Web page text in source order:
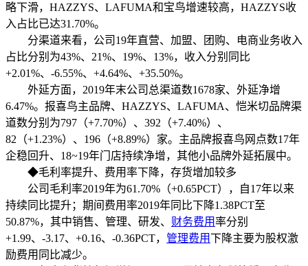
略下滑，HAZZYS、LAFUMA和宝鸟增速较高，HAZZYS收
入占比已达31.70%。
分渠道来看，公司19年直营、加盟、团购、电商业务收入
占比分别为43%、21%、19%、13%，收入分别同比
+2.01%、-6.55%、+4.64%、+35.50%。
外延方面，2019年末公司总渠道数1678家、外延净增
6.47%。报喜鸟主品牌、HAZZYS、LAFUMA、恺米切品牌渠
道数分别为797（+7.70%）、392（+7.40%）、
82（+1.23%）、196（+8.89%）家。主品牌报喜鸟网点数17年
企稳回升、18~19年门店持续净增，其他小品牌外延拓展中。
◆毛利率提升、费用率下降，存货增加较多
公司毛利率2019年为61.70%（+0.65PCT），自17年以来
持续同比提升；期间费用率2019年同比下降1.38PCT至
50.87%，其中销售、管理、研发、 财务费用率分别
+1.99、-3.17、+0.16、-0.36PCT， 管理费用下降主要为股权激
励费用同比减少。